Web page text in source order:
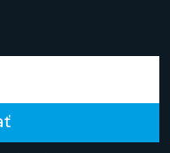
históriou
vreckové
začínala, naopak
inteligentné
sú aj